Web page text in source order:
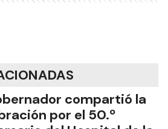
compartió la
por el 50.º